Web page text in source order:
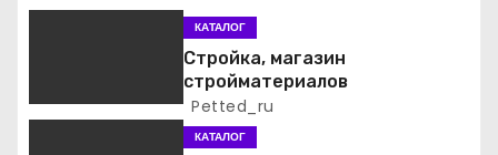
я
о
КАТАЛОГ
Стройка, магазин
стройматериалов
Petted_ru
КАТАЛОГ